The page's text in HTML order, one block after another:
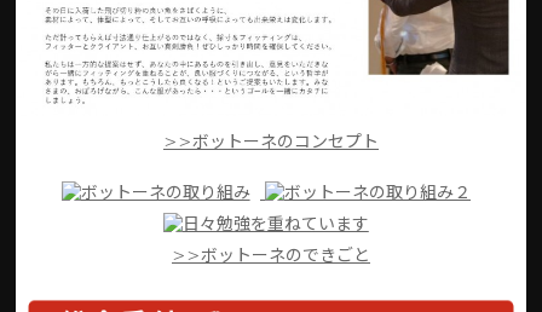
>>ボットーネのコンセプト
>>ボットーネのできごと